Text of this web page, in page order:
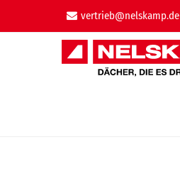
vertrieb@nelskamp.de